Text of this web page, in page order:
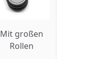
Mit großen
Rollen